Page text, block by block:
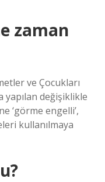
zaman
ve Çocukları
yapılan değişiklikle
‘görme engelli’,
kullanılmaya